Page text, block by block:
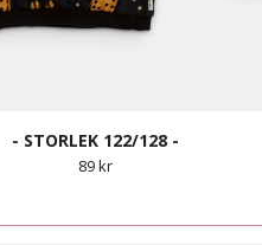
- STORLEK 122/128 -
89 kr